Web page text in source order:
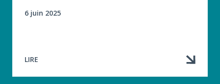
6 juin 2025
LIRE